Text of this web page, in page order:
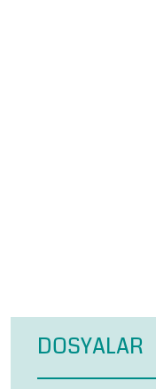
DOSYALAR